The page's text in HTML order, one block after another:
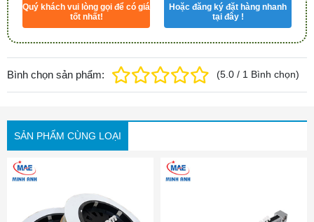
Quý khách vui lòng gọi để có giá
tốt nhất!
Hoặc đăng ký đặt hàng nhanh
tại đây !
Bình chọn sản phẩm: (5.0 / 1 Bình chọn)
SẢN PHẨM CÙNG LOẠI